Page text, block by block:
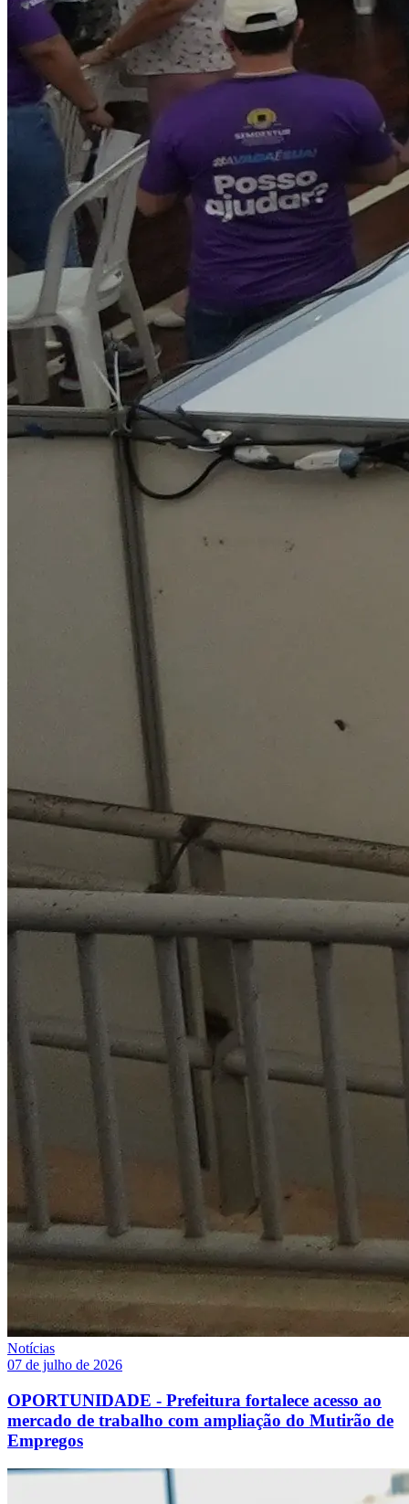
Notícias
07 de julho de 2026
OPORTUNIDADE - Prefeitura fortalece acesso ao
mercado de trabalho com ampliação do Mutirão de
Empregos